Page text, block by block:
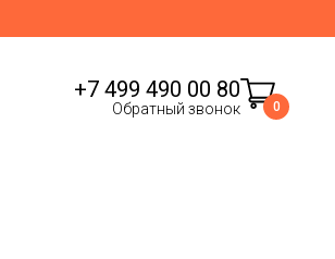
+7 499 490 00 80
Обратный звонок 0